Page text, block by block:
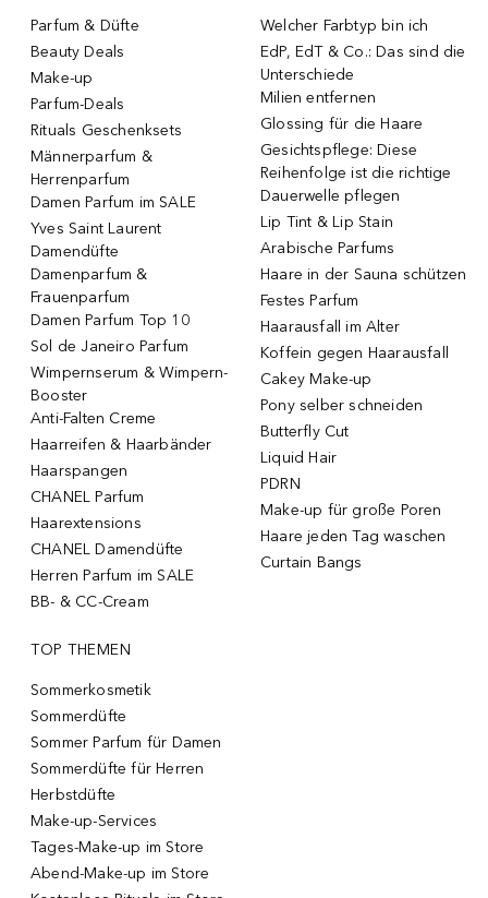
Parfum & Düfte
Beauty Deals
Make-up
Parfum-Deals
Rituals Geschenksets
Männerparfum &
Herrenparfum
Damen Parfum im SALE
Yves Saint Laurent
Damendüfte
Damenparfum &
Frauenparfum
Damen Parfum Top 10
Sol de Janeiro Parfum
Wimpernserum & Wimpern-
Booster
Anti-Falten Creme
Haarreifen & Haarbänder
Haarspangen
CHANEL Parfum
Haarextensions
CHANEL Damendüfte
Herren Parfum im SALE
BB- & CC-Cream
Welcher Farbtyp bin ich
EdP, EdT & Co.: Das sind die
Unterschiede
Milien entfernen
Glossing für die Haare
Gesichtspflege: Diese
Reihenfolge ist die richtige
Dauerwelle pflegen
Lip Tint & Lip Stain
Arabische Parfums
Haare in der Sauna schützen
Festes Parfum
Haarausfall im Alter
Koffein gegen Haarausfall
Cakey Make-up
Pony selber schneiden
Butterfly Cut
Liquid Hair
PDRN
Make-up für große Poren
Haare jeden Tag waschen
Curtain Bangs
TOP THEMEN
Sommerkosmetik
Sommerdüfte
Sommer Parfum für Damen
Sommerdüfte für Herren
Herbstdüfte
Make-up-Services
Tages-Make-up im Store
Abend-Make-up im Store